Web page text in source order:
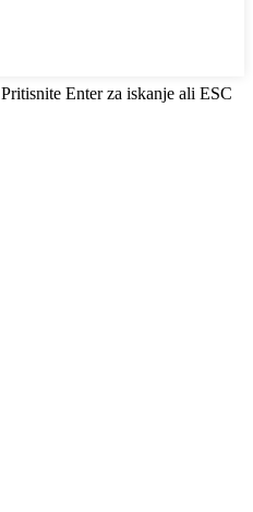
Pritisnite Enter za iskanje ali ESC